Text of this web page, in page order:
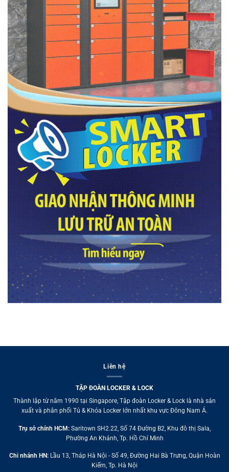
Liên hệ
TẬP ĐOÀN LOCKER & LOCK
Thành lập từ năm 1990 tại Singapore, Tập đoàn Locker & Lock là nhà sản
xuất và phân phối Tủ & Khóa Locker lớn nhất khu vực Đông Nam Á.
Trụ sở chính HCM: Saritown SH2.22, Số 74 Đường B2, Khu đô thị Sala,
Phường An Khánh, Tp. Hồ Chí Minh
Chi nhánh HN:Lầu 13, Tháp Hà Nội - Số 49, Đường Hai Bà Trưng, Quận Hoàn
Kiếm, Tp. Hà Nội